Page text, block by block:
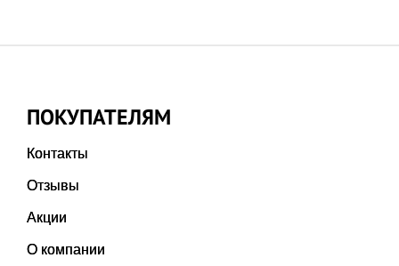
ПОКУПАТЕЛЯМ
Контакты
Отзывы
Акции
О компании